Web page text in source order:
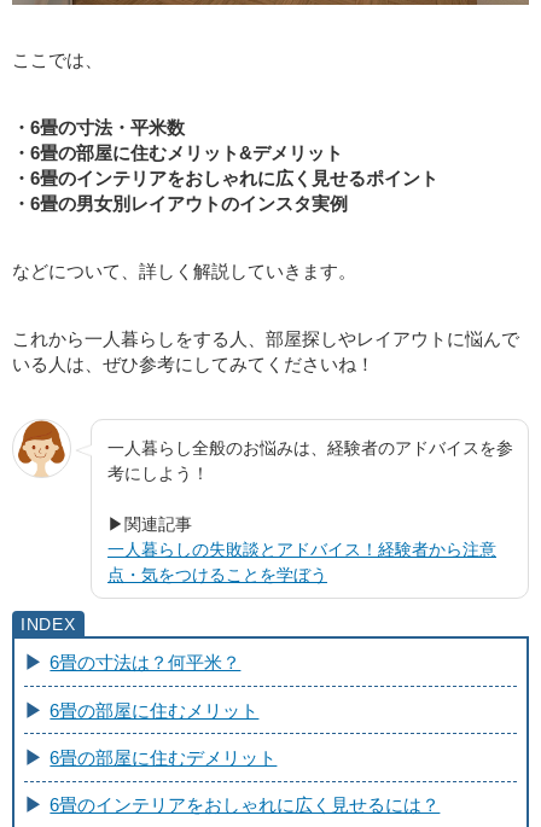
ここでは、
・6畳の寸法・平米数
・6畳の部屋に住むメリット&デメリット
・6畳のインテリアをおしゃれに広く見せるポイント
・6畳の男女別レイアウトのインスタ実例
などについて、詳しく解説していきます。
これから一人暮らしをする人、部屋探しやレイアウトに悩んで
いる人は、ぜひ参考にしてみてくださいね！
一人暮らし全般のお悩みは、経験者のアドバイスを参
考にしよう！
▶関連記事
一人暮らしの失敗談とアドバイス！経験者から注意
点・気をつけることを学ぼう
6畳の寸法は？何平米？
6畳の部屋に住むメリット
6畳の部屋に住むデメリット
6畳のインテリアをおしゃれに広く見せるには？